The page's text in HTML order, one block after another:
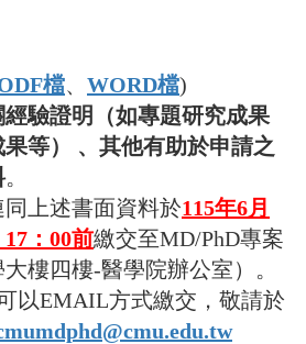
檔、 WORD檔)
驗證明（如專題研究成果
等） 、其他有助於申請之
。
上述書面資料於115年6月
：00前繳交至MD/PhD專案
樓四樓-醫學院辦公室）。
以EMAIL方式繳交，敬請於